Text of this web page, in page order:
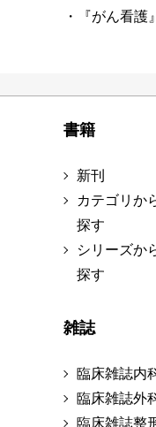
・『がん看護
書籍
新刊
カテゴリか
探す
シリーズか
探す
雑誌
臨床雑誌内
臨床雑誌外
臨床雑誌整